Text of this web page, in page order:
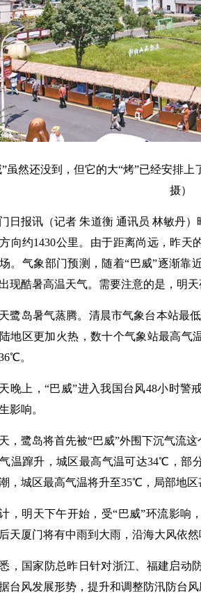
”虽然还没到，但它的大“烤”已经安排
摄）
日报讯（记者 朱道衡 通讯员 林敏丹
向约1430公里。由于距离尚远，昨天
。气象部门预测，随着“巴威”逐渐靠
现酷暑高温天气。需要注意的是，明
鹭岛暑气蒸腾。清晨市气象台本站最
地区更加火热，数十个气象站最高
。
晚上，“巴威”进入我国台风48小时警
影响。
，鹭岛将首先被“巴威”外围下沉气流
温蹿升，城区最高气温可达34℃，部
，城区最高气温将升至35℃，局部地区
，明天下午开始，受“巴威”环流影响
天厦门将有中雨到大雨，沿海大风依
，国家防总昨日针对浙江、福建启动
台风发展形势，提升和调整防汛防台风